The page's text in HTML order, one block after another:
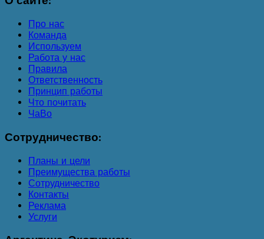
Про нас
Команда
Используем
Работа у нас
Правила
Ответственность
Принцип работы
Что почитать
ЧаВо
Сотрудничество:
Планы и цели
Преимущества работы
Сотрудничество
Контакты
Реклама
Услуги